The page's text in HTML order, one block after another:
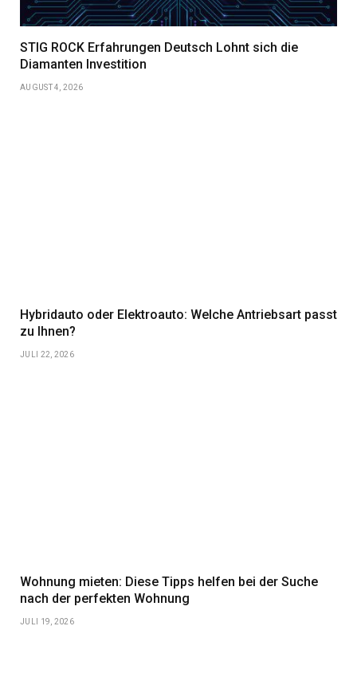
STIG ROCK Erfahrungen Deutsch Lohnt sich die
Diamanten Investition
AUGUST 4, 2026
Hybridauto oder Elektroauto: Welche Antriebsart passt
zu Ihnen?
JULI 22, 2026
Wohnung mieten: Diese Tipps helfen bei der Suche
nach der perfekten Wohnung
JULI 19, 2026